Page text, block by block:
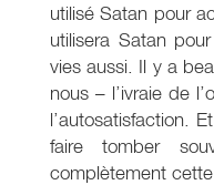
utilisé Satan pour
utilisera Satan
vies aussi. Il y a
nous – l’ivraie de
l’autosatisfaction.
faire tomber
complètement